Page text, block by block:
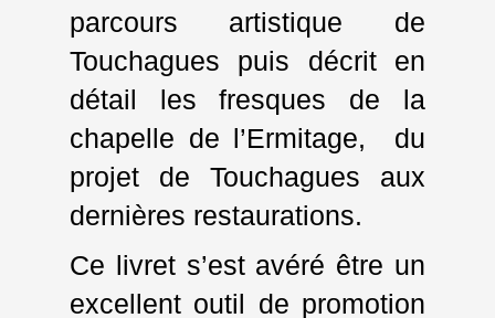
parcours artistique de
Touchagues puis décrit en
détail les fresques de la
chapelle de l’Ermitage, du
projet de Touchagues aux
dernières restaurations.
Ce livret s’est avéré être un
excellent outil de promotion